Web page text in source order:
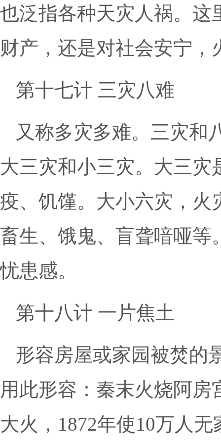
也泛指各种天灾人祸。这
财产，还是对社会安宁
第十七计 三灾八难
又称多灾多难。三灾和
大三灾和小三灾。大三
疫、饥馑。大小六灾，火
畜生、饿鬼、盲聋喑哑等
忧患感。
第十八计 一片焦土
形容房屋或家园被焚的
用此形容：秦末火烧阿房
大火，1872年使10万人